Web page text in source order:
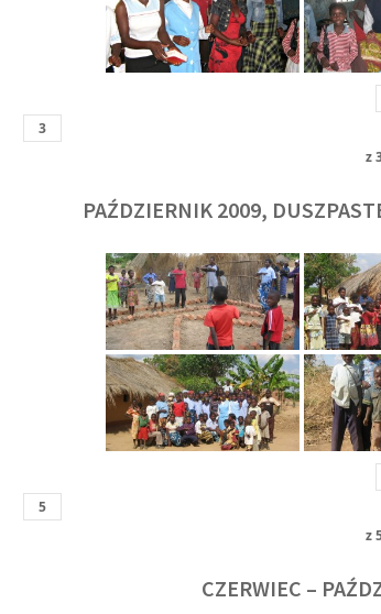
z
PAŹDZIERNIK 2009,
z
CZERWIEC –
ROSTWOROWSKI SJ
O. TADEUSZ SAROTA
SJ